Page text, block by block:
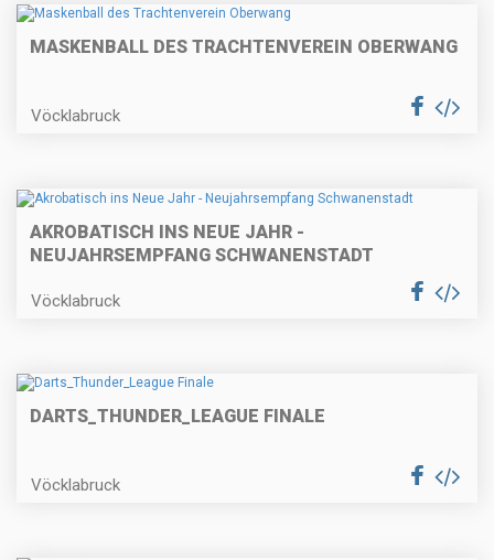
MASKENBALL DES TRACHTENVEREIN OBERWANG
Vöcklabruck
AKROBATISCH INS NEUE JAHR -
NEUJAHRSEMPFANG SCHWANENSTADT
Vöcklabruck
DARTS_THUNDER_LEAGUE FINALE
Vöcklabruck